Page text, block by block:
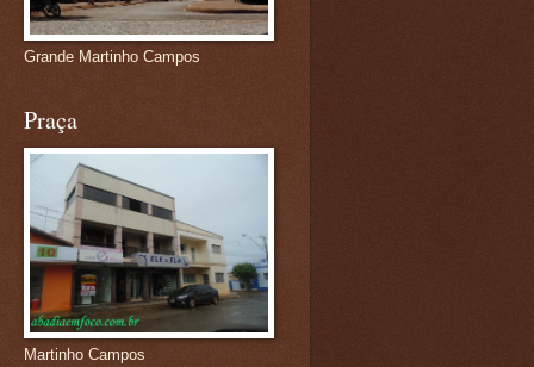
Grande Martinho Campos
Praça
Martinho Campos